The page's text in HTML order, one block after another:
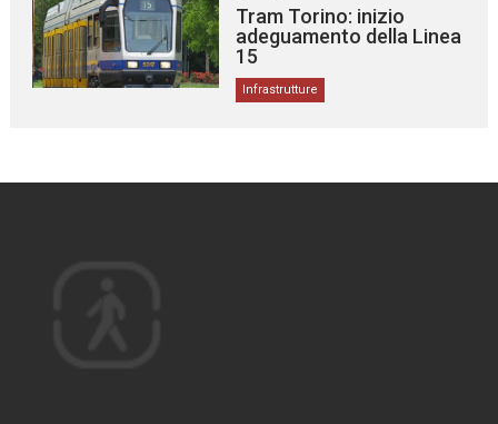
Tram Torino: inizio
adeguamento della Linea
15
Infrastrutture